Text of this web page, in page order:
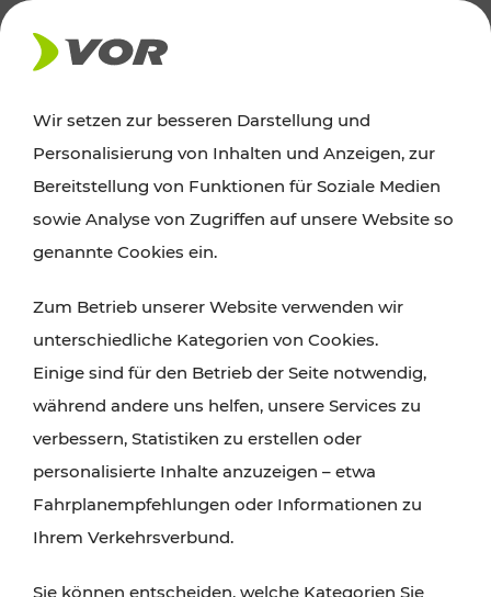
AKTUELLES
Ausflugstipps
Wien, Niederösterreich und das Burgenland
Wanderungen, Kultur und Gastronomie,
Radtouren oder purer Naturgenuss – viele
Attraktionen sind mit den Ticket- und Fahrplan-
Angeboten des VOR gut und schnell erreichbar.
Wir setzen zur besseren Darstellung und
Personalisierung von Inhalten und Anzeigen, zur
Bereitstellung von Funktionen für Soziale Medien
sowie Analyse von Zugriffen auf unsere Website so
genannte Cookies ein.
Zum Betrieb unserer Website verwenden wir
unterschiedliche Kategorien von Cookies.
Einige sind für den Betrieb der Seite notwendig,
während andere uns helfen, unsere Services zu
verbessern, Statistiken zu erstellen oder
personalisierte Inhalte anzuzeigen – etwa
Fahrplanempfehlungen oder Informationen zu
Ihrem Verkehrsverbund.
Sie können entscheiden, welche Kategorien Sie